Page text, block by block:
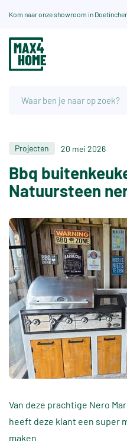
Kom naar onze showroom in
Projecten 20 mei 2026
Bbq
Natuursteen
Van deze prachtige Nero
heeft deze klant een super
maken.